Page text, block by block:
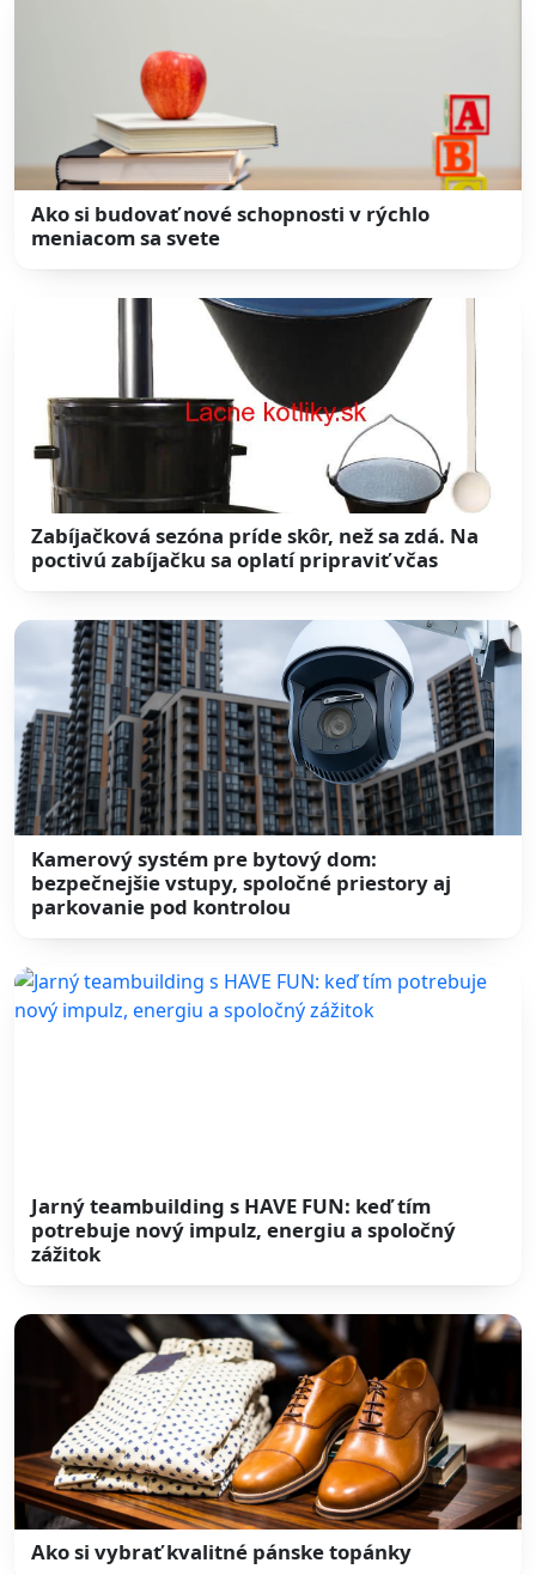
Ako si budovať nové schopnosti v rýchlo
meniacom sa svete
Zabíjačková sezóna príde skôr, než sa zdá. Na
poctivú zabíjačku sa oplatí pripraviť včas
Kamerový systém pre bytový dom:
bezpečnejšie vstupy, spoločné priestory aj
parkovanie pod kontrolou
Jarný teambuilding s HAVE FUN: keď tím
potrebuje nový impulz, energiu a spoločný
zážitok
Ako si vybrať kvalitné pánske topánky